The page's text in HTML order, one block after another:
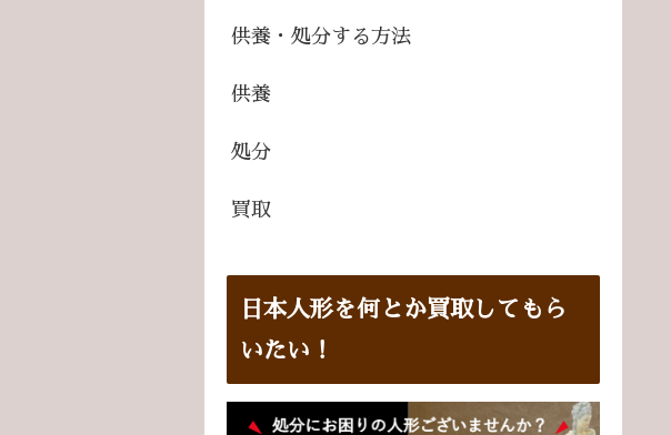
供養・処分する方法
供養
処分
買取
日本人形を何とか買取してもら
いたい！